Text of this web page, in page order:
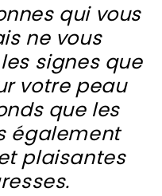
qui vous
ne vous
signes que
votre peau
que les
également
plaisantes